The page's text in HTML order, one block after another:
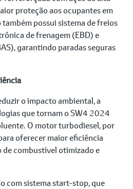
proteção aos ocupantes em
possui sistema de freios
de frenagem (EBD) e
garantindo paradas seguras
o impacto ambiental, a
que tornam o SW4 2024
O motor turbodiesel, por
oferecer maior eficiência
de combustível otimizado e
com sistema start-stop, que